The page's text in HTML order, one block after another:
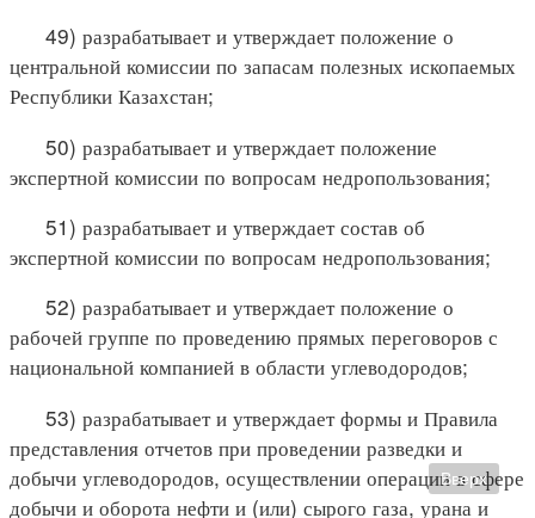
49) разрабатывает и утверждает положение о
центральной комиссии по запасам полезных ископаемых
Республики Казахстан;
50) разрабатывает и утверждает положение
экспертной комиссии по вопросам недропользования;
51) разрабатывает и утверждает состав об
экспертной комиссии по вопросам недропользования;
52) разрабатывает и утверждает положение о
рабочей группе по проведению прямых переговоров с
национальной компанией в области углеводородов;
53) разрабатывает и утверждает формы и Правила
представления отчетов при проведении разведки и
добычи углеводородов, осуществлении операции в сфере
добычи и оборота нефти и (или) сырого газа, урана и
Вверх